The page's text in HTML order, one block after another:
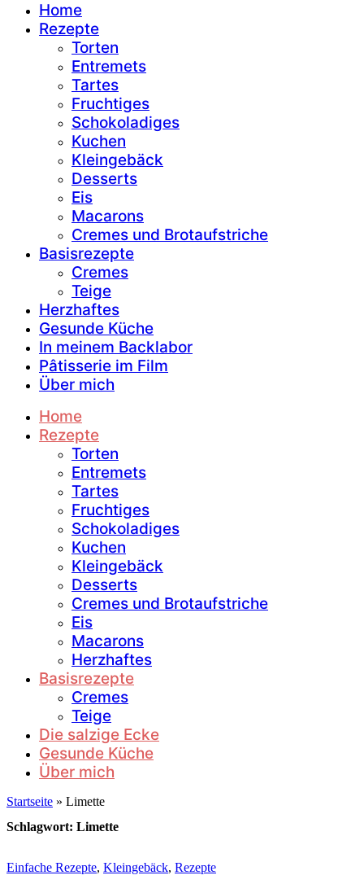
Home
Rezepte
Torten
Entremets
Tartes
Fruchtiges
Schokoladiges
Kuchen
Kleingebäck
Desserts
Eis
Macarons
Cremes und Brotaufstriche
Basisrezepte
Cremes
Teige
Herzhaftes
Gesunde Küche
In meinem Backlabor
Pâtisserie im Film
Über mich
Home
Rezepte
Torten
Entremets
Tartes
Fruchtiges
Schokoladiges
Kuchen
Kleingebäck
Desserts
Cremes und Brotaufstriche
Eis
Macarons
Herzhaftes
Basisrezepte
Cremes
Teige
Die salzige Ecke
Gesunde Küche
Über mich
Startseite » Limette
Schlagwort: Limette
Einfache Rezepte, Kleingebäck, Rezepte